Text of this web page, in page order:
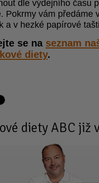
dle výdejního času
Pokrmy vám předáme
a v hezké papírové
se na seznam
diety.
diety ABC již